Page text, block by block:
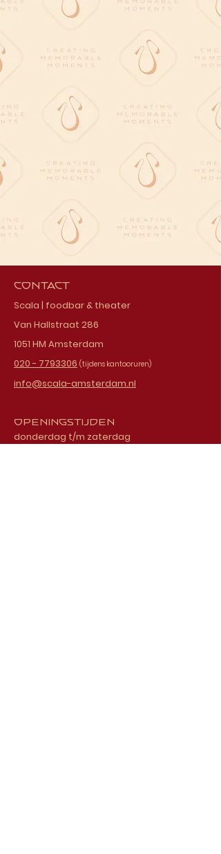
Contact
Scala | foodbar & theater
Van Hallstraat 286
1051 HM Amsterdam
020 - 7793306 (tijdens kantooruren)
info@scala-amsterdam.nl
Openingstijden
donderdag t/m zaterdag